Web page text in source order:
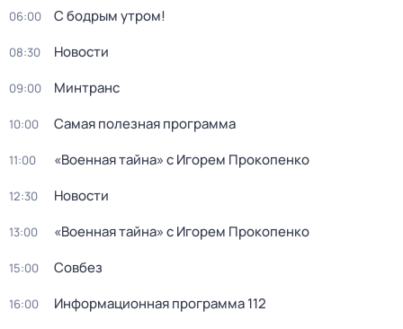
06:00 С бодрым утром!
08:30 Новости
09:00 Минтранс
10:00 Самая полезная программа
11:00 «Военная тайна» с Игорем Прокопенко
12:30 Новости
13:00 «Военная тайна» с Игорем Прокопенко
15:00 Совбез
16:00 Информационная программа 112